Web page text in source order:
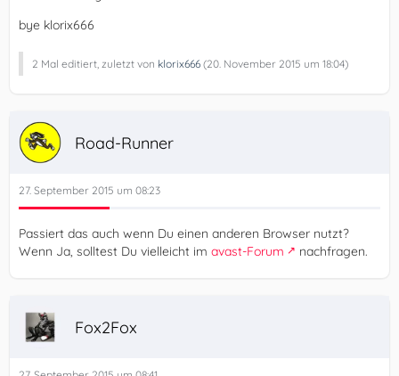
bye klorix666
2 Mal editiert, zuletzt von klorix666 (20. November 2015 um 18:04)
Road-Runner
27. September 2015 um 08:23
Passiert das auch wenn Du einen anderen Browser nutzt?
Wenn Ja, solltest Du vielleicht im avast-Forum nachfragen.
Fox2Fox